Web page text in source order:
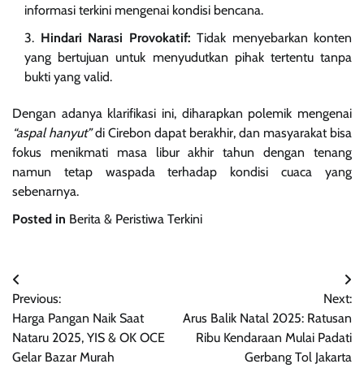
informasi terkini mengenai kondisi bencana.
Hindari Narasi Provokatif: Tidak menyebarkan konten
yang bertujuan untuk menyudutkan pihak tertentu tanpa
bukti yang valid.
Dengan adanya klarifikasi ini, diharapkan polemik mengenai
“aspal hanyut”di Cirebon dapat berakhir, dan masyarakat bisa
fokus menikmati masa libur akhir tahun dengan tenang
namun tetap waspada terhadap kondisi cuaca yang
sebenarnya.
Posted in Berita & Peristiwa Terkini
Navigasi
pos
Previous:
Harga Pangan Naik Saat
Nataru 2025, YIS & OK OCE
Gelar Bazar Murah
Next:
Arus Balik Natal 2025: Ratusan
Ribu Kendaraan Mulai Padati
Gerbang Tol Jakarta